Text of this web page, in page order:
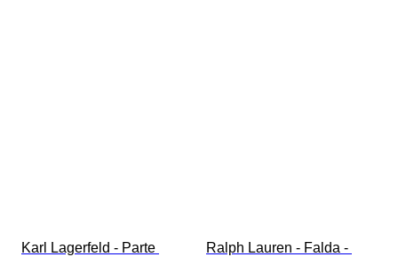
Karl Lagerfeld - Parte
Ralph Lauren - Falda -